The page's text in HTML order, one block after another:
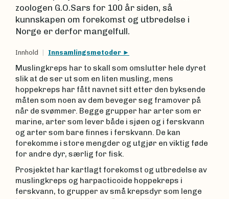
zoologen G.O.Sars for 100 år siden, så
kunnskapen om forekomst og utbredelse i
Norge er derfor mangelfull.
Innhold Innsamlingsmetoder
Muslingkreps har to skall som omslutter hele dyret
slik at de ser ut som en liten musling, mens
hoppekreps har fått navnet sitt etter den byksende
måten som noen av dem beveger seg framover på
når de svømmer. Begge grupper har arter som er
marine, arter som lever både i sjøen og i ferskvann
og arter som bare finnes i ferskvann. De kan
forekomme i store mengder og utgjør en viktig føde
for andre dyr, særlig for fisk.
Prosjektet har kartlagt forekomst og utbredelse av
muslingkreps og harpacticoide hoppekreps i
ferskvann, to grupper av små krepsdyr som lenge